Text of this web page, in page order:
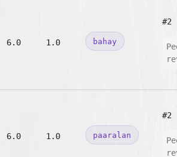
6.0 1.0 bahay
#2
6.0 1.0 paaralan
#2